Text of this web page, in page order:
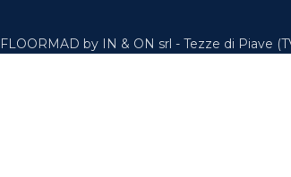
FLOORMAD by IN & ON srl - Tezze di Piave